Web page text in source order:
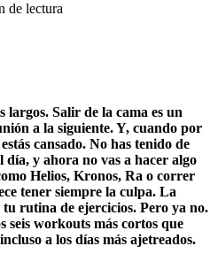
de lectura
largos. Salir de la cama es un
a la siguiente. Y, cuando por
cansado. No has tenido de
y ahora no vas a hacer algo
Helios, Kronos, Ra o correr
tener siempre la culpa. La
rutina de ejercicios. Pero ya no.
seis workouts más cortos que
a los días más ajetreados.